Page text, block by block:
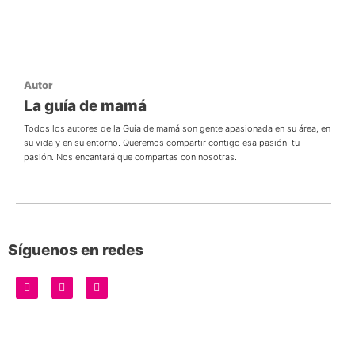
Autor
La guía de mamá
Todos los autores de la Guía de mamá son gente apasionada en su área, en
su vida y en su entorno. Queremos compartir contigo esa pasión, tu
pasión. Nos encantará que compartas con nosotras.
Síguenos en redes